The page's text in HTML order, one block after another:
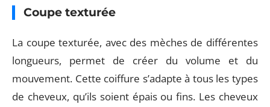
Coupe texturée
La coupe texturée, avec des mèches de différentes
longueurs, permet de créer du volume et du
mouvement. Cette coiffure s’adapte à tous les types
de cheveux, qu’ils soient épais ou fins. Les cheveux